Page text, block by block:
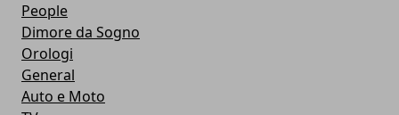
People
Dimore da Sogno
Orologi
General
Auto e Moto